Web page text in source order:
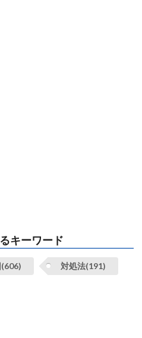
キーワード
(606) 対処法(191)